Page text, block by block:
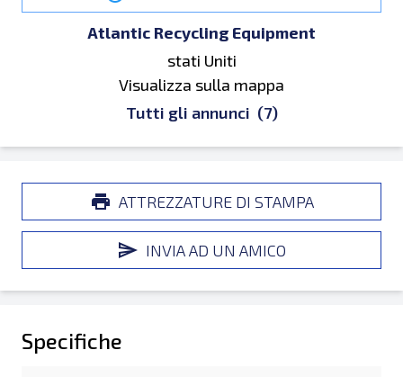
Atlantic Recycling Equipment
stati Uniti
Visualizza sulla mappa
Tutti gli annunci (7)
ATTREZZATURE DI STAMPA
INVIA AD UN AMICO
Specifiche